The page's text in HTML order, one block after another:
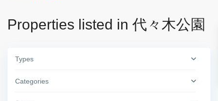
Properties listed in 代々木公園
Types
Categories